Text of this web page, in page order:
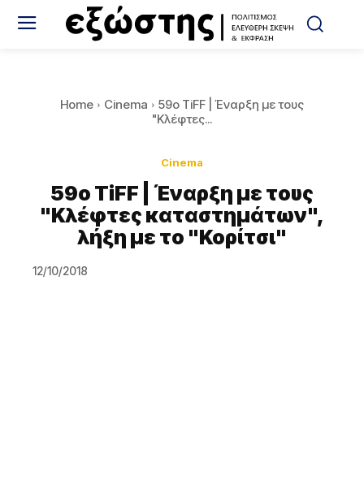
Home Cinema
59o TiFF | Έναρξη με τους
"Κλέφτες...
Cinema
59o TiFF | Έναρξη με τους
"Κλέφτες καταστημάτων",
λήξη με το "Κορίτσι"
12/10/2018